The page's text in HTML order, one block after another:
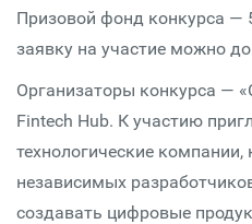
Призовой фонд конкурса —
заявку на участие можно
Организаторы конкурса —
Fintech Hub. К участию
технологические
независимых
создавать цифровые